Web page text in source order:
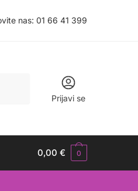
nas: 01 66 41 399
Prijavi se
0,00€ 0